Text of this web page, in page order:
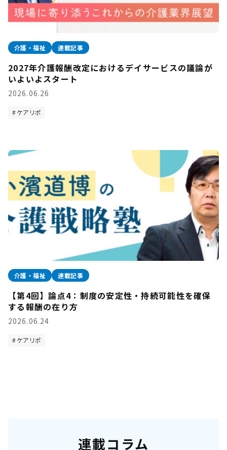
介護・福祉 連載記事
2027年介護報酬改定におけるデイサービスの議論が
いよいよスタート
2026.06.26
ケアリポ
介護・福祉 連載記事
【第4回】論点4：制度の安定性・持続可能性を確保
する報酬の在り方
2026.06.24
ケアリポ
連載コラム